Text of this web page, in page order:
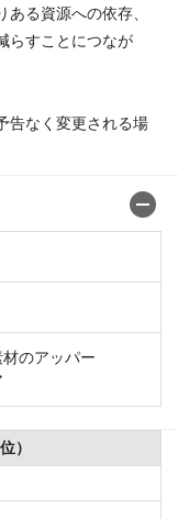
る資源への依存、
らすことにつなが
告なく変更される場
のアッパー
）